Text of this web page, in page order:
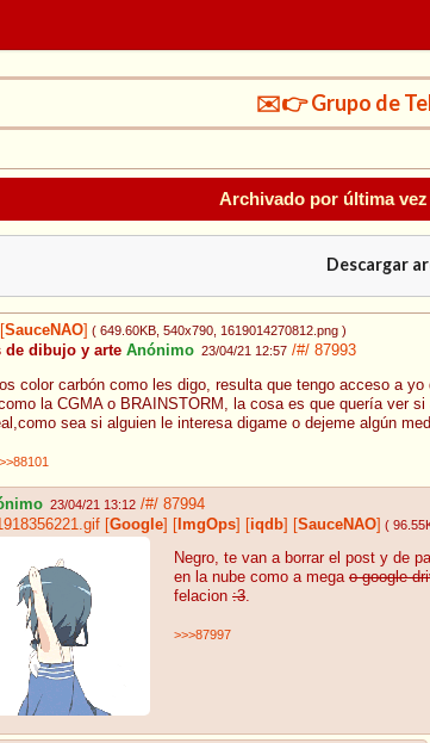
✉️👉 Grupo de
Archivado por última vez
Descargar
SauceNAO ( 649.60KB , 540x790 , 1619014270812.png )
de dibujo y arte Anónimo 23/04/21 12:57 /#/ 87993
color carbón como les digo, resulta que tengo acceso a
la CGMA o BRAINSTORM, la cosa es que quería ver
sea si alguien le interesa digame o dejeme algún
23/04/21 13:12 /#/ 87994
[Google] [ ImgOps] [iqdb] [SauceNAO] (
Negro, te van a borrar el post y de
en la nube como a mega o google
felacion :3.
>>>87997